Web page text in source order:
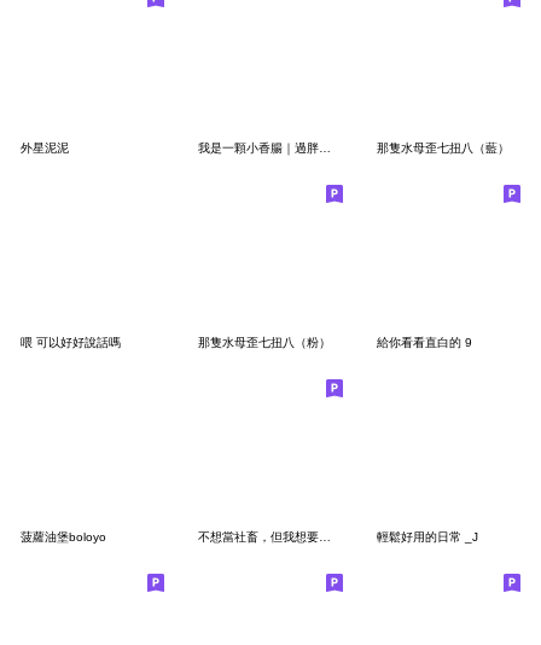
外星泥泥 那隻水母歪七扭八（藍）
喂 可以好好說話嗎 那隻水母歪七扭八（粉） 給你看看直白的 9
菠蘿油堡boloyo 不想當社畜，但我想要錢錢(一坨爛泥) 輕鬆好用的日常 _J